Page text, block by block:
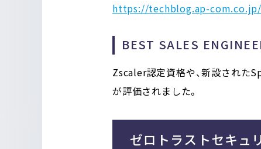
https://techblog.ap-
BEST SALES
Zscaler認定資格や、新設された
が評価されました。
ゼロトラストセキュ